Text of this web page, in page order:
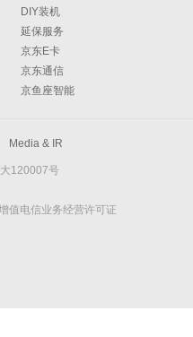
DIY装机
延保服务
京东E卡
京东通信
京鱼座智能
Media & IR
120007号
值电信业务经营许可证